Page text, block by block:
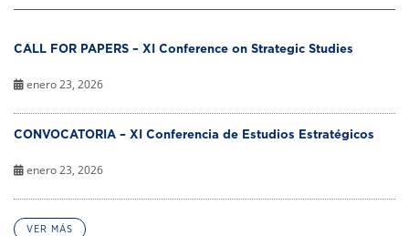
CALL FOR PAPERS – XI Conference on Strategic Studies
enero 23, 2026
CONVOCATORIA – XI Conferencia de Estudios Estratégicos
enero 23, 2026
VER MÁS